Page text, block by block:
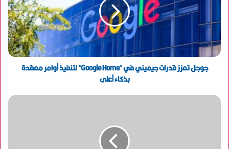
ل
ت
ر
جوجل تعزز قدرات جيميني في "Google Home" لتنفيذ أوامر معقدة
بذكاء أعلى